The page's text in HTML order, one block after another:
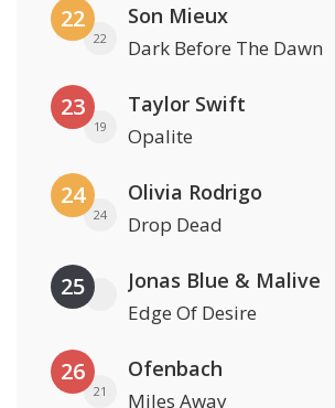
22
22
Son Mieux
Dark Before The Dawn
23
19
Taylor Swift
Opalite
24
24
Olivia Rodrigo
Drop Dead
25 Jonas Blue & Malive
Edge Of Desire
26
21
Ofenbach
Miles Away